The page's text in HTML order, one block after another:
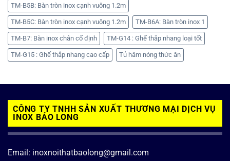
TM-B5B: Bàn tròn inox cạnh vuông 1.2m
TM-B5C: Bàn tròn inox cạnh vuông 1.2m TM-B6A: Bàn tròn inox 1
TM-B7: Bàn inox chân cố định TM-G14 : Ghế thắp nhang loại tốt
TM-G15 : Ghế thắp nhang cao cấp Tủ hâm nóng thức ăn
CÔNG TY TNHH SẢN XUẤT THƯƠNG MẠI DỊCH VỤ
INOX BẢO LONG
Email: inoxnoithatbaolong@gmail.com